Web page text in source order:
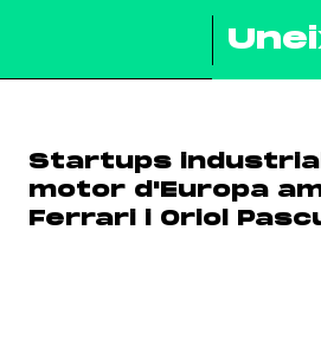
Startups
motor d'Europa
Ferrari i Oriol